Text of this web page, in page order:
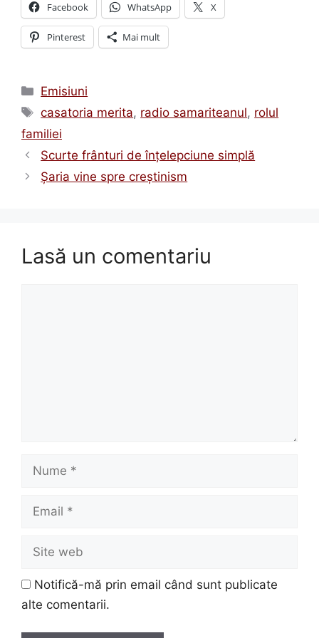
Facebook WhatsApp X
Pinterest Mai mult
Categorii
Emisiuni
Etichete
casatoria merita, radio samariteanul, rolul
familiei
Scurte frânturi de înţelepciune simplă
Şaria vine spre creştinism
Lasă un comentariu
Nume
Email
Site
web
Notifică-mă prin email când sunt publicate
alte comentarii.